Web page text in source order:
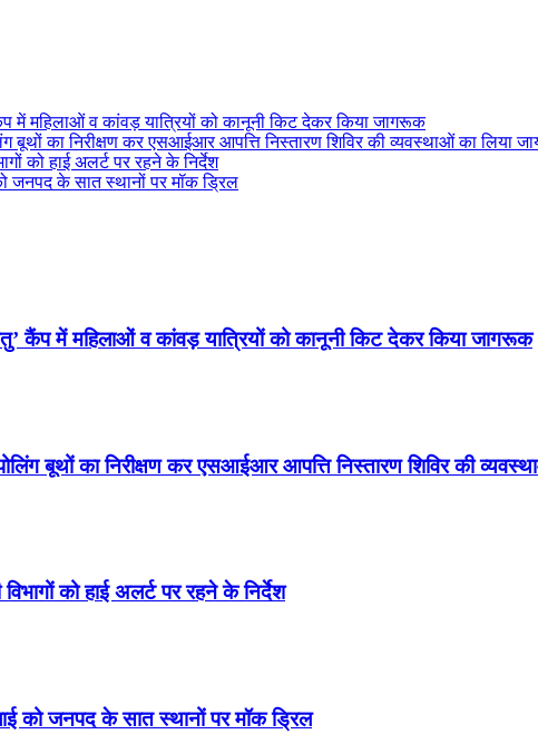
में महिलाओं व कांवड़ यात्रियों को कानूनी किट देकर किया जागरूक
बूथों का निरीक्षण कर एसआईआर आपत्ति निस्तारण शिविर की व्यवस्थाओं का लिया
को हाई अलर्ट पर रहने के निर्देश
जनपद के सात स्थानों पर मॉक ड्रिल
कैंप में महिलाओं व कांवड़ यात्रियों को कानूनी किट देकर किया जागरूक
बूथों का निरीक्षण कर एसआईआर आपत्ति निस्तारण शिविर की
को हाई अलर्ट पर रहने के निर्देश
को जनपद के सात स्थानों पर मॉक ड्रिल